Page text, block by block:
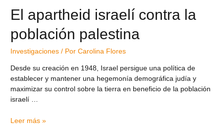
El apartheid israelí contra la
población palestina
Investigaciones / PorCarolina Flores
Desde su creación en 1948, Israel persigue una política de
establecer y mantener una hegemonía demográfica judía y
maximizar su control sobre la tierra en beneficio de la población
israelí …
Leer más »